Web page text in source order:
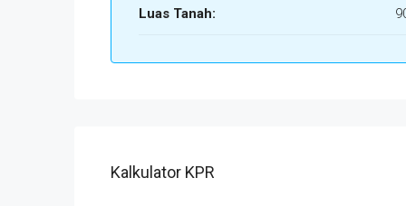
Luas Tanah:
Kalkulator KPR